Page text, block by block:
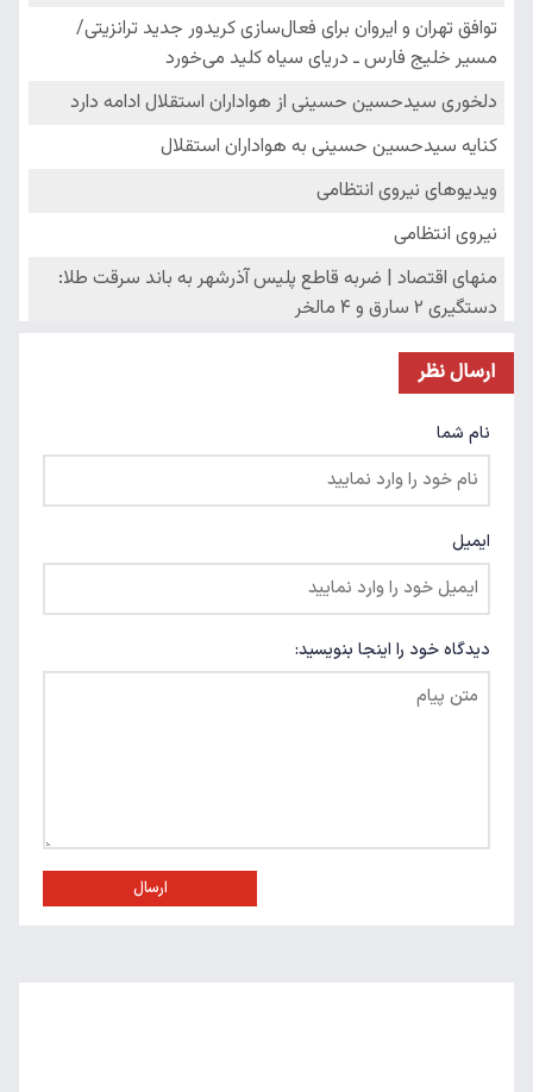
ارسال نظر
نام شما
ایمیل
دیدگاه خود را اینجا بنویسید:
ارسال